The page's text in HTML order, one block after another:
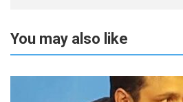
You may also like